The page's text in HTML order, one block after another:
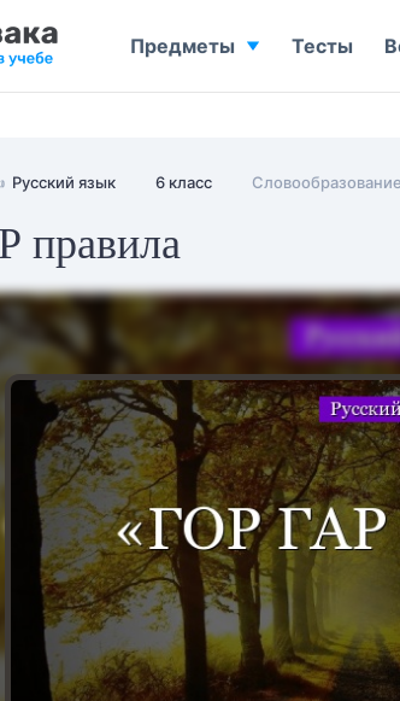
Русский язык 6 класс
правила
Предметы Тесты